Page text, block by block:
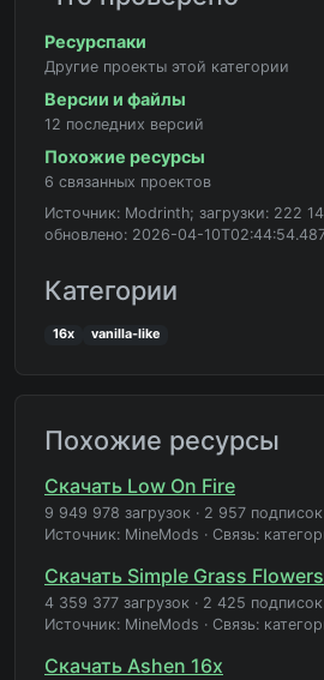
Ресурспаки
Другие проекты этой категории
Версии и файлы
12 последних версий
Похожие ресурсы
6 связанных проектов
Источник: Modrinth; загрузки: 222
обновлено: 2026-04-
Категории
16x vanilla-like
Похожие ресурсы
Скачать Low On Fire
9 949 978 загрузок · 2 957 подписок
Источник: MineMods · Связь:
Скачать Simple Grass Flowers
4 359 377 загрузок · 2 425 подписок
Источник: MineMods · Связь:
Скачать Ashen 16x